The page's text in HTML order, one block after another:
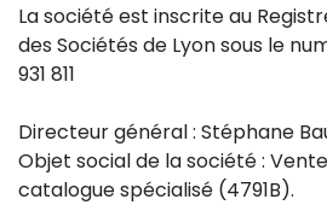
La société est inscrite au
des Sociétés de Lyon sous le
931 811
Directeur général : Stéphane
Objet social de la société :
catalogue spécialisé (4791B).